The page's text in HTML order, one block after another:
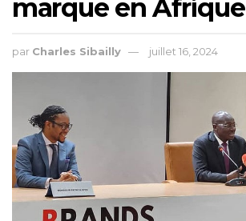
marque en Afrique
par Charles Sibailly juillet 16, 2024